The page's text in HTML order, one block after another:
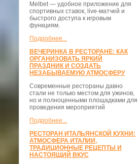
Melbet — удобное приложение для
спортивных ставок, live-матчей и
быстрого доступа к игровым
функциям.
Подробнее...
ВЕЧЕРИНКА В РЕСТОРАНЕ: КАК
ОРГАНИЗОВАТЬ ЯРКИЙ
ПРАЗДНИК И СОЗДАТЬ
НЕЗАБЫВАЕМУЮ АТМОСФЕРУ
Современные рестораны давно
стали не только местом для ужинов,
но и полноценными площадками для
проведения мероприятий
Подробнее...
РЕСТОРАН ИТАЛЬЯНСКОЙ КУХНИ:
АТМОСФЕРА ИТАЛИИ,
ТРАДИЦИОННЫЕ РЕЦЕПТЫ И
НАСТОЯЩИЙ ВКУС